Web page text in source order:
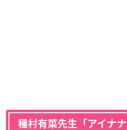
種村有菜先生「アイナ